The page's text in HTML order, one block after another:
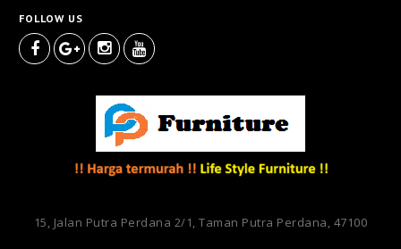
FOLLOW US
15, Jalan Putra Perdana 2/1, Taman Putra Perdana, 47100